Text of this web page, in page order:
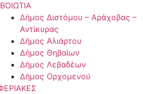
ΒΟΙΩΤΙΑ
Δήμος Διστόμου – Αράχοβας –
Αντίκυρας
Δήμος Αλιάρτου
Δήμος Θηβαίων
Δήμος Λεβαδέων
Δήμος Ορχομενού